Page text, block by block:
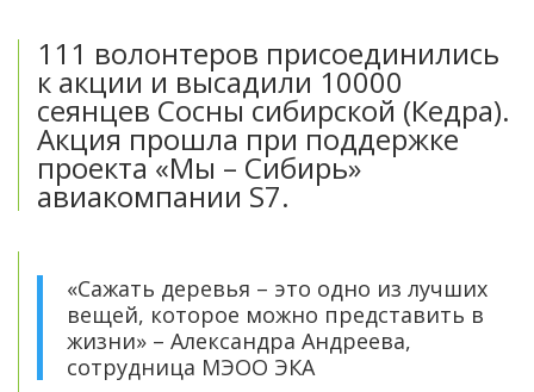
111 волонтеров присоединились
к акции и высадили 10000
сеянцев Сосны сибирской (Кедра).
Акция прошла при поддержке
проекта «Мы – Сибирь»
авиакомпании S7.
«Сажать деревья – это одно из лучших
вещей, которое можно представить в
жизни» – Александра Андреева,
сотрудница МЭОО ЭКА